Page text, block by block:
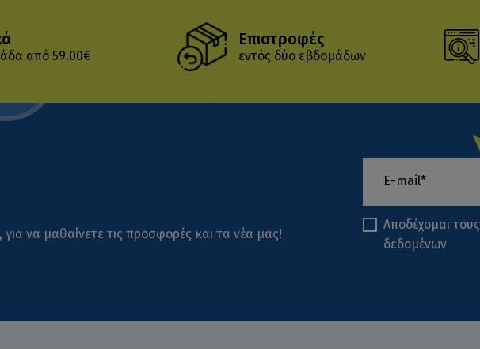
από 59.00€
Επιστροφές
εντός δύο εβδομάδων
να μαθαίνετε τις προσφορές και τα νέα μας!
Αποδέχομαι τους
δεδομένων